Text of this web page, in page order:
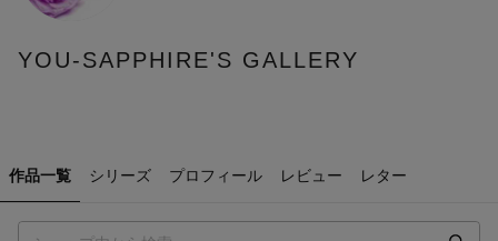
YOU-SAPPHIRE'S GALLERY
作品一覧 シリーズ プロフィール レビュー レター